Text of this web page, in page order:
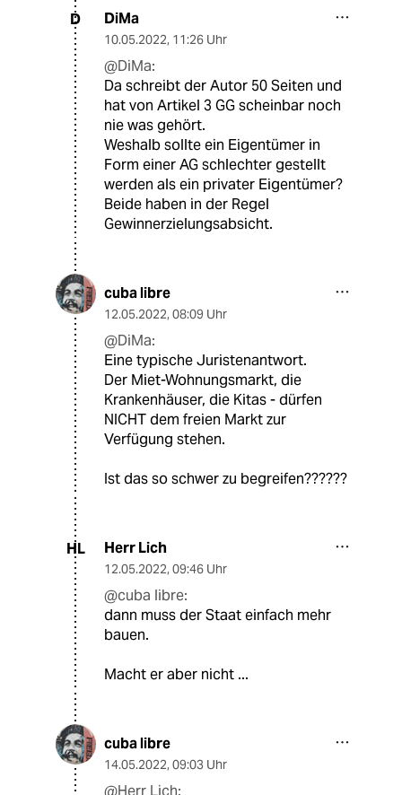
D DiMa
10.05.2022, 11:26 Uhr
@DiMa:
Da schreibt der Autor 50 Seiten und
hat von Artikel 3 GG scheinbar noch
nie was gehört.
Weshalb sollte ein Eigentümer in
Form einer AG schlechter gestellt
werden als ein privater Eigentümer?
Beide haben in der Regel
Gewinnerzielungsabsicht.
cuba libre
12.05.2022, 08:09 Uhr
@DiMa:
Eine typische Juristenantwort.
Der Miet-Wohnungsmarkt, die
Krankenhäuser, die Kitas - dürfen
NICHT dem freien Markt zur
Verfügung stehen.
Ist das so schwer zu begreifen??????
HL Herr Lich
12.05.2022, 09:46 Uhr
@cuba libre:
dann muss der Staat einfach mehr
bauen.
Macht er aber nicht ...
cuba libre
14.05.2022, 09:03 Uhr